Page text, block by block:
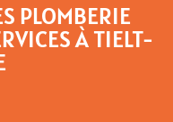
PLOMBERIE
À TIELT-